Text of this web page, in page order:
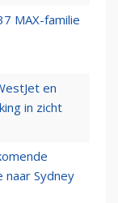
MAX-familie
en
in zicht
Sydney